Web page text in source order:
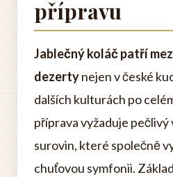
přípravu
Jablečný koláč patří
dezertynejen v české
dalších kulturách po
příprava vyžaduje
surovin, které společně
chuťovou symfonii.